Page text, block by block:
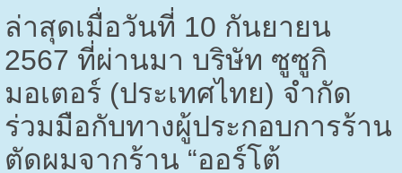
ล่าสุดเมื่อวันที่ 10 กันยายน
2567 ที่ผ่านมา บริษัท ซูซูกิ
มอเตอร์ (ประเทศไทย) จำกัด
ร่วมมือกับทางผู้ประกอบการร้าน
ตัดผมจากร้าน “ออร์โต้